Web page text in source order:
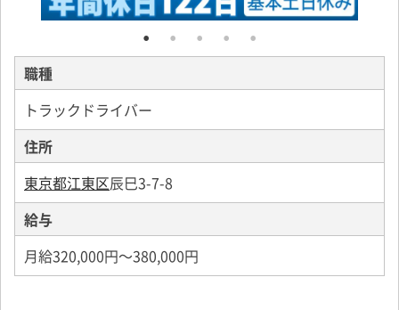
職種
トラックドライバー
住所
東京都江東区辰巳3-7-8
給与
月給320,000円～380,000円